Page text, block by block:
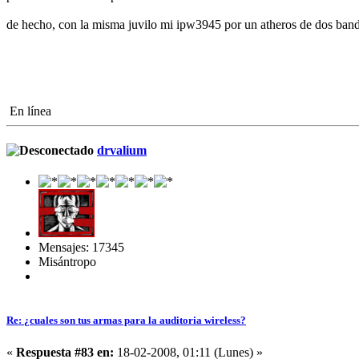
de hecho, con la misma juvilo mi ipw3945 por un atheros de dos
En línea
drvalium
Mensajes: 17345
Misántropo
Re: ¿cuales son tus armas para la auditoria wireless?
« Respuesta #83 en: 18-02-2008, 01:11 (Lunes) »